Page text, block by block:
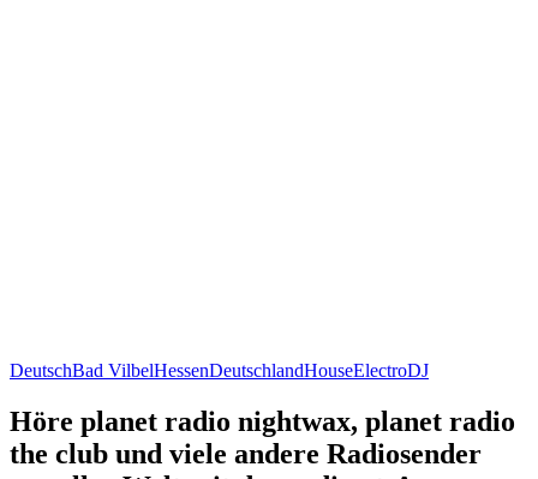
DeutschBad VilbelHessenDeutschlandHouseElectroDJ
Höre planet radio nightwax, planet radio
the club und viele andere Radiosender